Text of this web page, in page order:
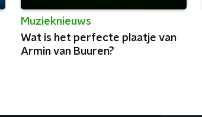
Muzieknieuws
Wat is het perfecte plaatje van
Armin van Buuren?